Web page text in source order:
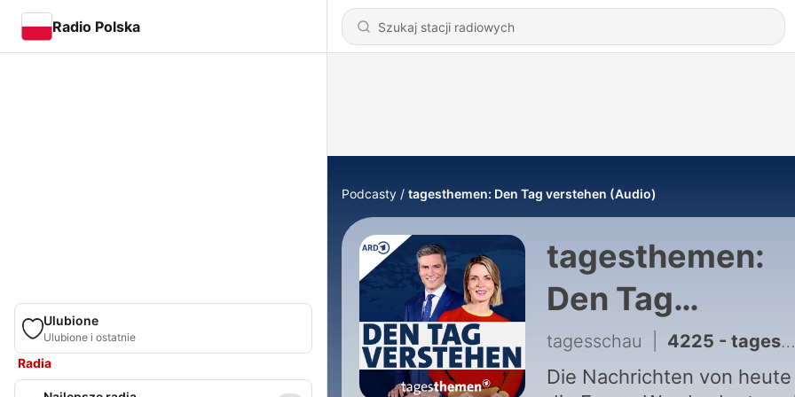
Radio Polska
Ulubione
Ulubione i ostatnie
Radia
Podcasty tagesthemen: Den Tag verstehen (Audio)
tagesthemen:
Den Tag
verstehen
tagesschau 4225 - tagesthemen 22:15 Uhr, 06.08.2026
Die Nachrichten von